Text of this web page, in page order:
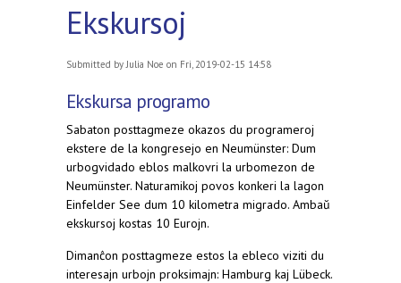
Ekskursoj
Submitted byJulia Noe on Fri, 2019-02-15 14:58
Ekskursa programo
Sabaton posttagmeze okazos du programeroj
ekstere de la kongresejo en Neumünster: Dum
urbogvidado eblos malkovri la urbomezon de
Neumünster. Naturamikoj povos konkeri la lagon
Einfelder See dum 10 kilometra migrado. Ambaŭ
ekskursoj kostas 10 Eurojn.
Dimanĉon posttagmeze estos la ebleco viziti du
interesajn urbojn proksimajn: Hamburg kaj Lübeck.